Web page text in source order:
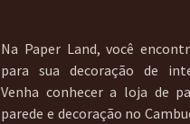
Na Paper Land, você
para sua decoração de
Venha conhecer a loja de
parede e decoração no